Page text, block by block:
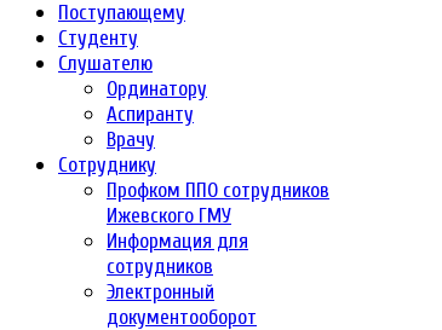
Поступающему
Студенту
Слушателю
Ординатору
Аспиранту
Врачу
Сотруднику
Профком ППО сотрудников
Ижевского ГМУ
Информация для
сотрудников
Электронный
документооборот